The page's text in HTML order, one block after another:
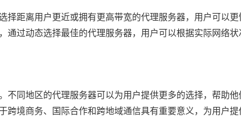
择距离用户更近或拥有更高带宽的代理服务器，用户可以更
通过动态选择最佳的代理服务器，用户可以根据实际网络状
不同地区的代理服务器可以为用户提供更多的选择，帮助他
跨境商务、国际合作和跨地域通信具有重要意义，为用户提